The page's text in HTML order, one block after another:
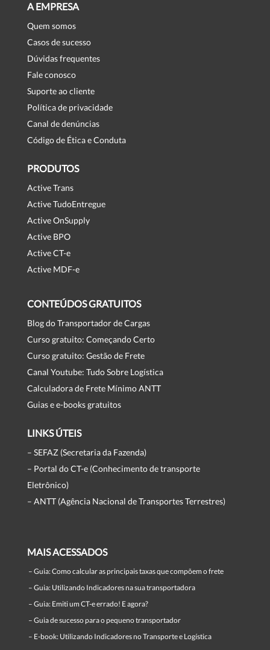
A EMPRESA
Quem somos
Casos de sucesso
Dúvidas frequentes
Fale conosco
Suporte ao cliente
Política de privacidade
Canal de denúncias
Código de Ética e Conduta
PRODUTOS
Active Trans
Active TudoEntregue
Active OnSupply
Active BPO
Active CT-e
Active MDF-e
CONTEÚDOS GRATUITOS
Blog do Transportador de Cargas
Curso gratuito: Começando Certo
Curso gratuito: Gestão de Frete
Canal Youtube: Tudo Sobre Logística
Calculadora de Frete Mínimo ANTT
Guias e e-books gratuitos
LINKS ÚTEIS
– SEFAZ (Secretaria da Fazenda)
– Portal do CT-e (Conhecimento de transporte
Eletrônico)
– ANTT (Agência Nacional de Transportes Terrestres)
MAIS ACESSADOS
– Guia: Como calcular as principais taxas que compõem o frete
– Guia: Utilizando Indicadores na sua transportadora
– Guia: Emiti um CT-e errado! E agora?
– Guia de sucesso para o pequeno transportador
– E-book: Utilizando Indicadores no Transporte e Logística